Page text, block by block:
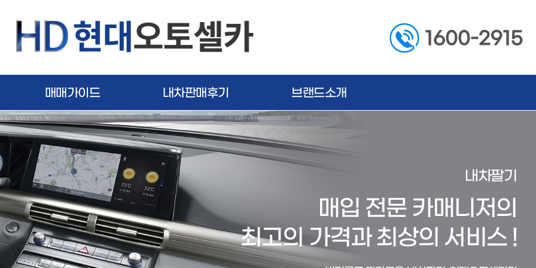
1600-2915
매매가이드 내차판매후기 브랜드소개
내차팔기
매입 전문 카매니저의
최고의 가격과 최상의 서비스 !